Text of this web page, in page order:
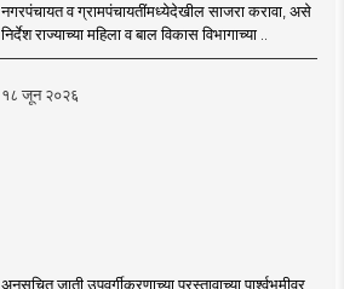
नगरपंचायत व ग्रामपंचायतींमध्येदेखील साजरा करावा, असे
निर्देश राज्याच्या महिला व बाल विकास विभागाच्या ..
१८ जून २०२६
अनुसूचित जाती उपवर्गीकरणाच्या प्रस्तावाच्या पार्श्वभूमीवर